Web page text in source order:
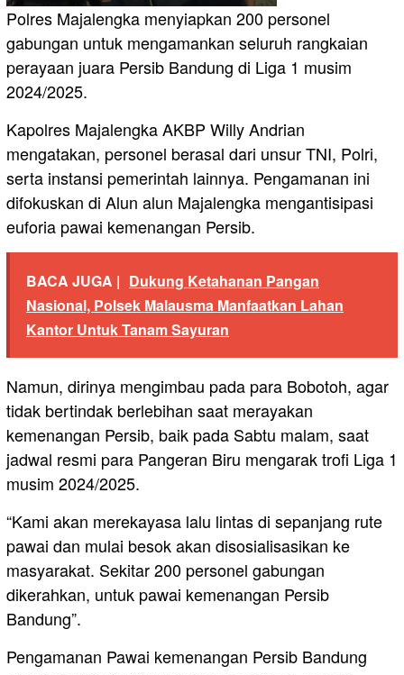
Polres Majalengka menyiapkan 200 personel
gabungan untuk mengamankan seluruh rangkaian
perayaan juara Persib Bandung di Liga 1 musim
2024/2025.
Kapolres Majalengka AKBP Willy Andrian
mengatakan, personel berasal dari unsur TNI, Polri,
serta instansi pemerintah lainnya. Pengamanan ini
difokuskan di Alun alun Majalengka mengantisipasi
euforia pawai kemenangan Persib.
BACA JUGA | Dukung Ketahanan Pangan
Nasional, Polsek Malausma Manfaatkan Lahan
Kantor Untuk Tanam Sayuran
Namun, dirinya mengimbau pada para Bobotoh, agar
tidak bertindak berlebihan saat merayakan
kemenangan Persib, baik pada Sabtu malam, saat
jadwal resmi para Pangeran Biru mengarak trofi Liga 1
musim 2024/2025.
“Kami akan merekayasa lalu lintas di sepanjang rute
pawai dan mulai besok akan disosialisasikan ke
masyarakat. Sekitar 200 personel gabungan
dikerahkan, untuk pawai kemenangan Persib
Bandung”.
Pengamanan Pawai kemenangan Persib Bandung